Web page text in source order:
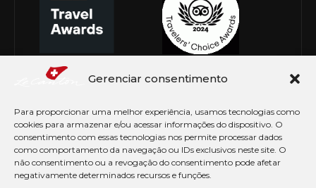
Gerenciar consentimento
Para proporcionar uma melhor experiência, usamos tecnologias como
cookies para armazenar e/ou acessar informações do dispositivo. O
consentimento com essas tecnologias nos permite processar dados
como comportamento da navegação ou IDs exclusivos neste site. O
não consentimento ou a revogação do consentimento pode afetar
negativamente determinados recursos e funções.
© Copyright 2026 Le Canton. Todos os direitos